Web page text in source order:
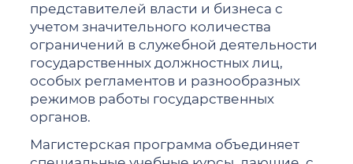
представителей власти и бизнеса с
учетом значительного количества
ограничений в служебной деятельности
государственных должностных лиц,
особых регламентов и разнообразных
режимов работы государственных
органов.
Магистерская программа объединяет